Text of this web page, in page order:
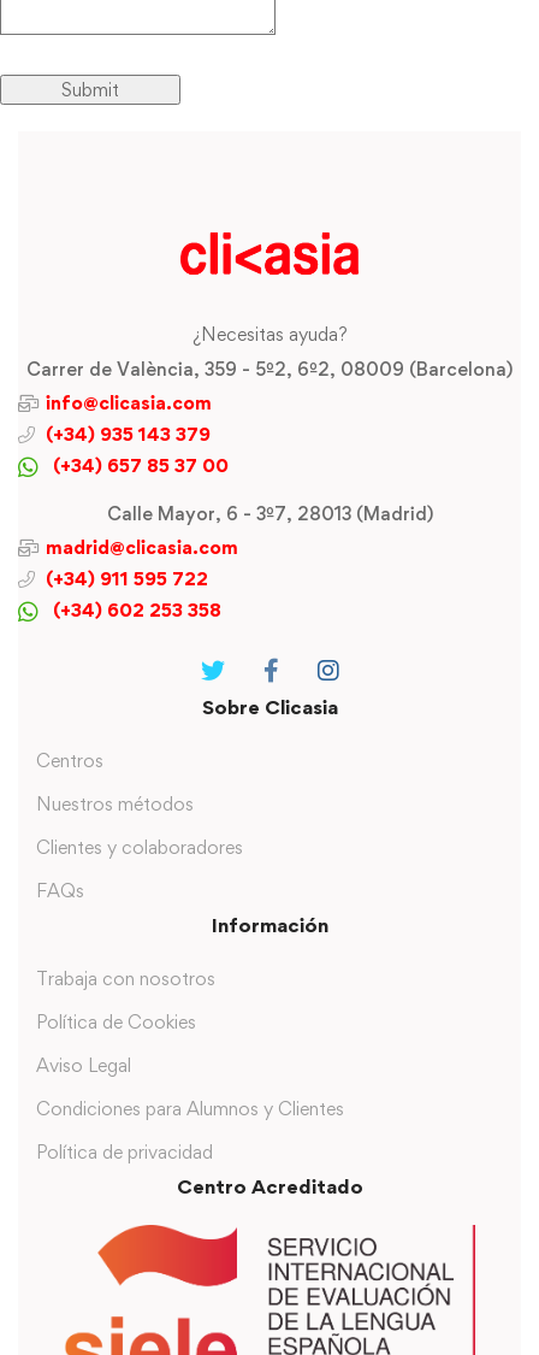
¿Necesitas ayuda?
Carrer de València, 359 - 5º2, 6º2, 08009 (Barcelona)
info@clicasia.com
(+34) 935 143 379
(+34) 657 85 37 00
Calle Mayor, 6 - 3º7, 28013 (Madrid)
madrid@clicasia.com
(+34) 911 595 722
(+34) 602 253 358
Sobre Clicasia
Centros
Nuestros métodos
Clientes y colaboradores
FAQs
Información
Trabaja con nosotros
Política de Cookies
Aviso Legal
Condiciones para Alumnos y Clientes
Política de privacidad
Centro Acreditado